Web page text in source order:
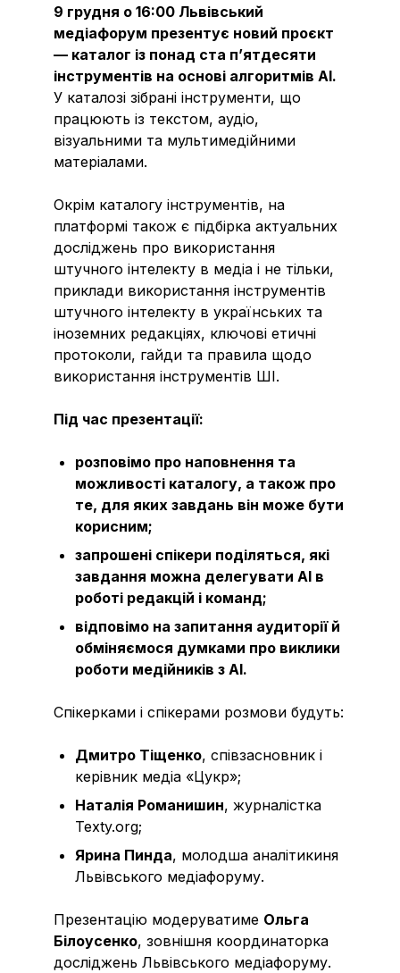
9 грудня о 16:00 Львівський
медіафорум презентує новий проєкт
— каталог із понад ста п’ятдесяти
інструментів на основі алгоритмів АІ.
У каталозі зібрані інструменти, що
працюють із текстом, аудіо,
візуальними та мультимедійними
матеріалами.
Окрім каталогу інструментів, на
платформі також є підбірка актуальних
досліджень про використання
штучного інтелекту в медіа і не тільки,
приклади використання інструментів
штучного інтелекту в українських та
іноземних редакціях, ключові етичні
протоколи, гайди та правила щодо
використання інструментів ШІ.
Під час презентації:
розповімо про наповнення та
можливості каталогу, а також про
те, для яких завдань він може бути
корисним;
запрошені спікери поділяться, які
завдання можна делегувати АІ в
роботі редакцій і команд;
відповімо на запитання аудиторії й
обміняємося думками про виклики
роботи медійників з АІ.
Cпікерками і спікерами розмови будуть:
Дмитро Тіщенко, співзасновник і
керівник медіа «Цукр»;
Наталія Романишин, журналістка
Texty.org;
Ярина Пинда, молодша аналітикиня
Львівського медіафоруму.
Презентацію модеруватиме Ольга
Білоусенко, зовнішня координаторка
досліджень Львівського медіафоруму.